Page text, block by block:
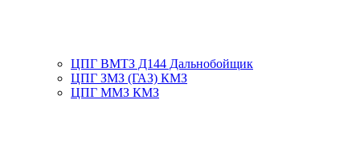
ЦПГ ВМТЗ Д144 Дальнобойщик
ЦПГ ЗМЗ (ГАЗ) КМЗ
ЦПГ ММЗ КМЗ